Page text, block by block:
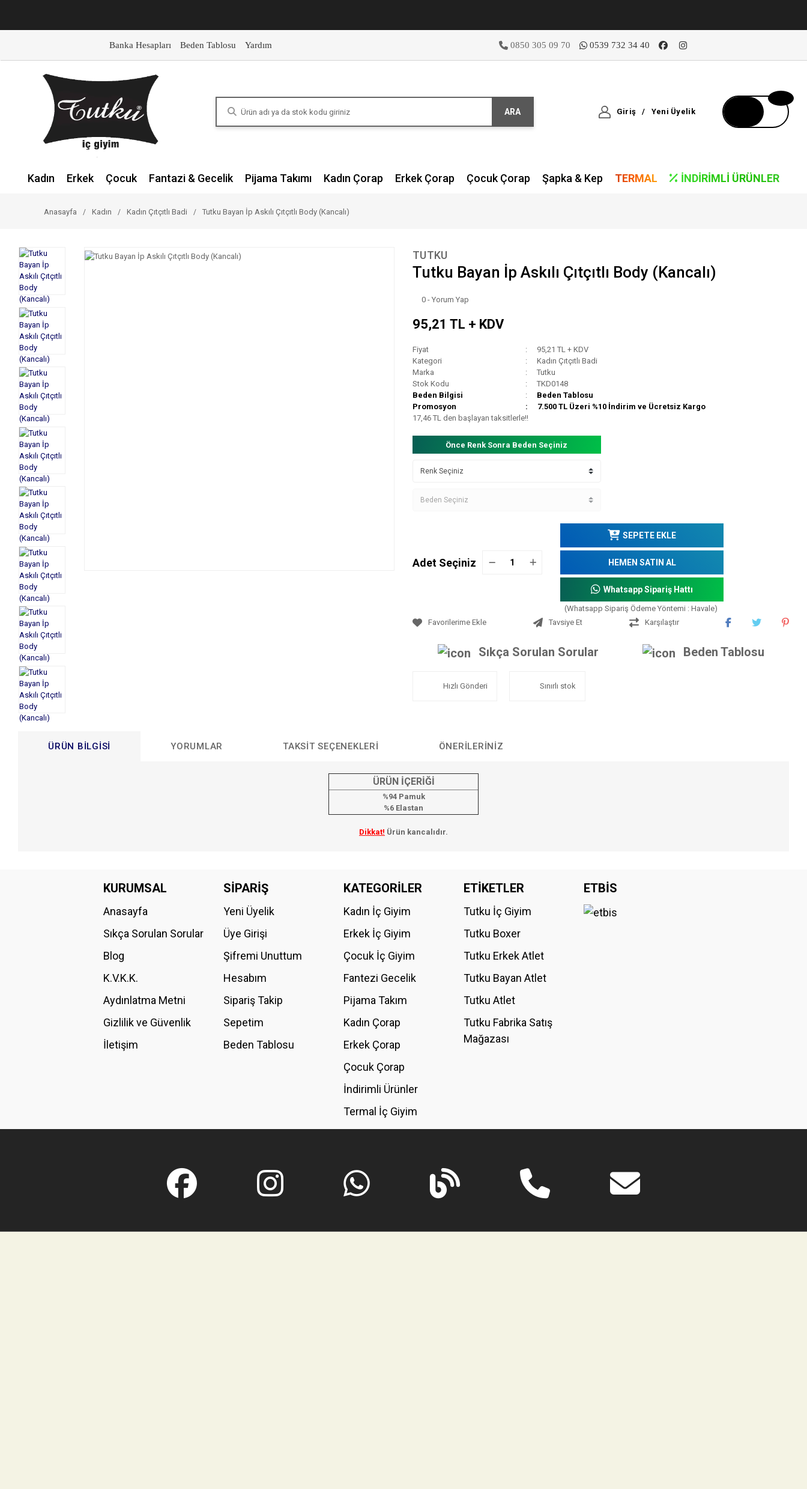
Banka Hesapları Beden Tablosu Yardım 0850 305 09 70 0539 732 34 40
ARA Giriş / Yeni Üyelik
Kadın Erkek Çocuk Fantazi & Gecelik Pijama Takımı Kadın Çorap Erkek Çorap Çocuk Çorap Şapka & Kep TERMAL İNDIRIMLI ÜRÜNLER
Anasayfa Kadın Kadın Çıtçıtlı Badi Tutku Bayan İp Askılı Çıtçıtlı Body (Kancalı)
TUTKU
Tutku Bayan İp Askılı Çıtçıtlı Body (Kancalı)
0 - Yorum Yap
95,21 TL + KDV
Fiyat
95,21 TL + KDV
Kategori
Kadın Çıtçıtlı Badi
Marka
Tutku
Stok Kodu
TKD0148
Beden Bilgisi
Beden Tablosu
Promosyon
7.500 TL Üzeri %10 İndirim ve Ücretsiz Kargo
17,46 TL den başlayan taksitlerle!!
Önce Renk Sonra Beden Seçiniz
Adet Seçiniz
SEPETE EKLE
HEMEN SATIN AL
Whatsapp Sipariş Hattı
(Whatsapp Sipariş Ödeme Yöntemi : Havale)
Tavsiye Et
Karşılaştır
Sıkça Sorulan Sorular Beden Tablosu
Hızlı Gönderi Sınırlı stok
ÜRÜN BILGISI YORUMLAR TAKSIT SEÇENEKLERI ÖNERILERINIZ
ÜRÜN İÇERİĞİ
%94 Pamuk
%6 Elastan
Dikkat! Ürün kancalıdır.
Bu ürüne ilk yorumu siz yapın!
Ürün resmi kalitesiz, bozuk veya görüntülenemiyor.
Ürün açıklamasında eksik bilgiler bulunuyor.
Ürün fiyatı diğer sitelerden daha pahalı.
Bu ürüne benzer farklı alternatifler olmalı.
KURUMSAL
Anasayfa
Sıkça Sorulan Sorular
Blog
K.V.K.K.
Aydınlatma Metni
Gizlilik ve Güvenlik
İletişim
SİPARİŞ
Yeni Üyelik
Üye Girişi
Şifremi Unuttum
Hesabım
Sipariş Takip
Sepetim
Beden Tablosu
KATEGORİLER
Kadın İç Giyim
Erkek İç Giyim
Çocuk İç Giyim
Fantezi Gecelik
Pijama Takım
Kadın Çorap
Erkek Çorap
Çocuk Çorap
İndirimli Ürünler
Termal İç Giyim
ETİKETLER
Tutku İç Giyim
Tutku Boxer
Tutku Erkek Atlet
Tutku Bayan Atlet
Tutku Atlet
Tutku Fabrika Satış
Mağazası
ETBİS